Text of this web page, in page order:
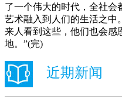
了一个伟大的时代，全社会
艺术融入到人们的生活之中
来人看到这些，他们也会感
地。”(完)